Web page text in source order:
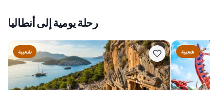
رحلة يومية إلى أنطاليا
شعبية شعبية